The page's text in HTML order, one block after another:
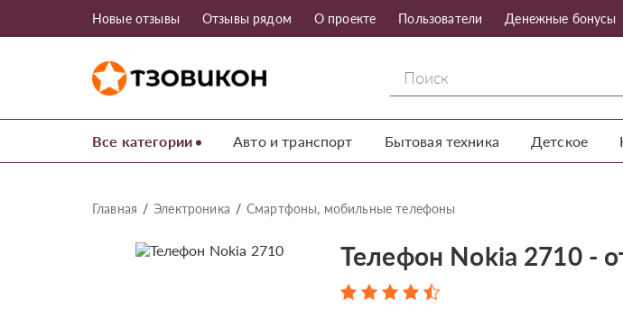
Новые отзывы Отзывы рядом О проекте Пользователи Денежные бонусы
Все категории Авто и транспорт Бытовая техника Детское
Главная Электроника Смартфоны, мобильные телефоны
Телефон Nokia 2710 -